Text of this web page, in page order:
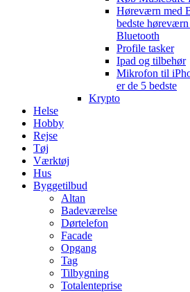
Høreværn med
bedste
Bluetooth
Profile tasker
Ipad og tilbehør
Mikrofon til
er de 5 bedste
Krypto
Helse
Hobby
Rejse
Tøj
Værktøj
Hus
Byggetilbud
Altan
Badeværelse
Dørtelefon
Facade
Opgang
Tag
Tilbygning
Totalenteprise